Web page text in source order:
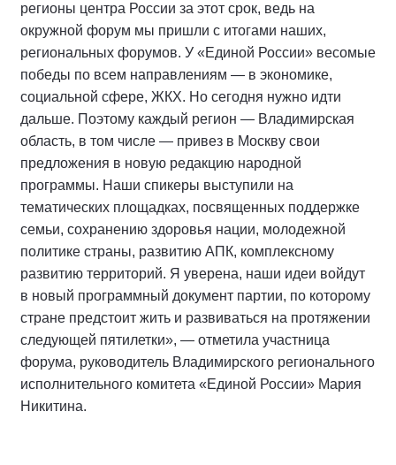
регионы центра России за этот срок, ведь на
окружной форум мы пришли с итогами наших,
региональных форумов. У «Единой России» весомые
победы по всем направлениям — в экономике,
социальной сфере, ЖКХ. Но сегодня нужно идти
дальше. Поэтому каждый регион — Владимирская
область, в том числе — привез в Москву свои
предложения в новую редакцию народной
программы. Наши спикеры выступили на
тематических площадках, посвященных поддержке
семьи, сохранению здоровья нации, молодежной
политике страны, развитию АПК, комплексному
развитию территорий. Я уверена, наши идеи войдут
в новый программный документ партии, по которому
стране предстоит жить и развиваться на протяжении
следующей пятилетки», — отметила участница
форума, руководитель Владимирского регионального
исполнительного комитета «Единой России» Мария
Никитина.